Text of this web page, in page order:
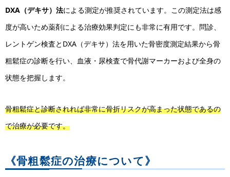
DXA（デキサ）法による測定が推奨されています。この測定法は感
度が高いため薬剤による治療効果判定にも非常に有用です。問診、
レントゲン検査とDXA（デキサ）法を用いた骨密度測定結果から骨
粗鬆症の診断を行い、血液・尿検査で骨代謝マーカーおよび全身の
状態を把握します。
骨粗鬆症と診断されれば非常に骨折リスクが高まった状態であるの
で治療が必要です。
《骨粗鬆症の治療について》